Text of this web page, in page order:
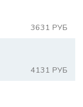
3631 РУБ
4131 РУБ